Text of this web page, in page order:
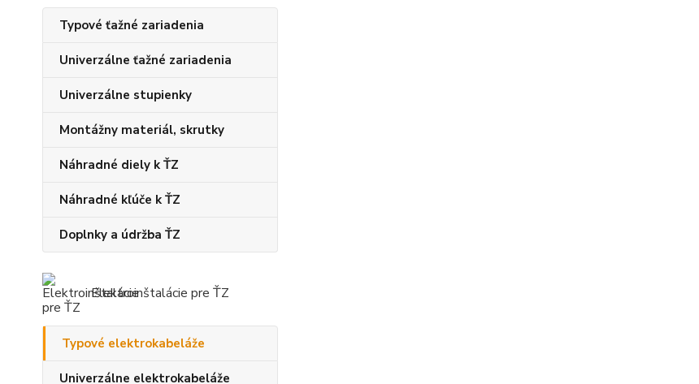
Typové ťažné zariadenia
Univerzálne ťažné zariadenia
Univerzálne stupienky
Montážny materiál, skrutky
Náhradné diely k ŤZ
Náhradné kľúče k ŤZ
Doplnky a údržba ŤZ
Elektroinštalácie pre ŤZ
Typové elektrokabeláže
Univerzálne elektrokabeláže